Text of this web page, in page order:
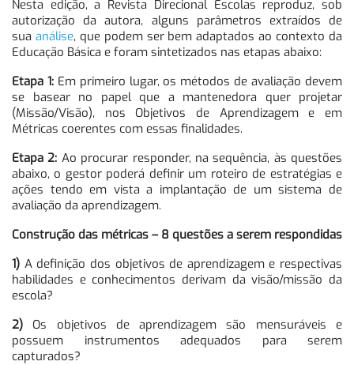
Nesta edição, a Revista Direcional Escolas reproduz, sob
autorização da autora, alguns parâmetros extraídos de
sua análise, que podem ser bem adaptados ao contexto da
Educação Básica e foram sintetizados nas etapas abaixo:
Etapa 1:Em primeiro lugar, os métodos de avaliação devem
se basear no papel que a mantenedora quer projetar
(Missão/Visão), nos Objetivos de Aprendizagem e em
Métricas coerentes com essas finalidades.
Etapa 2: Ao procurar responder, na sequência, às questões
abaixo, o gestor poderá definir um roteiro de estratégias e
ações tendo em vista a implantação de um sistema de
avaliação da aprendizagem.
Construção das métricas – 8 questões a serem respondidas
1) A definição dos objetivos de aprendizagem e respectivas
habilidades e conhecimentos derivam da visão/missão da
escola?
2) Os objetivos de aprendizagem são mensuráveis e
possuem instrumentos adequados para serem
capturados?